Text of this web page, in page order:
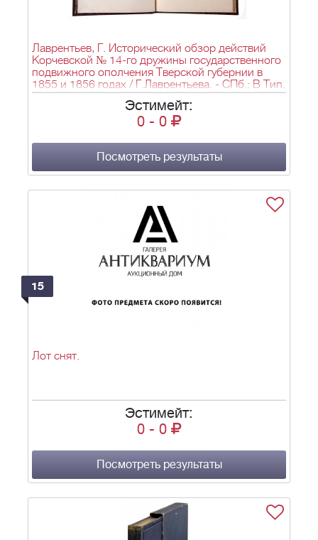
Лаврентьев, Г. Исторический обзор действий
Корчевской № 14-го дружины государственного
подвижного ополчения Тверской губернии в
1855 и 1856 годах / Г.Лаврентьева. - СПб.: В Тип.
Я. Трея, 1857. - 1 л. фронт., VIII, 159, [1] с., ил.;
25,5×16 см. - 200 экз.Эстимейт:
0 - 0
Посмотреть результаты
15
Лот снят.
Эстимейт:
0 - 0
Посмотреть результаты